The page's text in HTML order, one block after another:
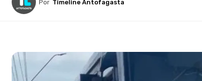
Por Timeline Antofagasta